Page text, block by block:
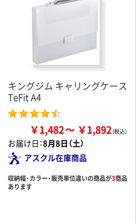
キングジム キャリングケース
TeFit A4
￥1,482 ￥1,892
お届け日：8月8日（土）
アスクル在庫商品
収納幅・カラー・販売単位違いの商品が3商品
あります